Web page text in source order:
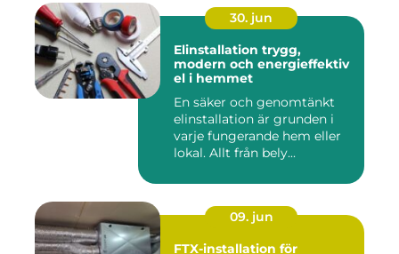
30. jun
Elinstallation trygg,
modern och energieffektiv
el i hemmet
En säker och genomtänkt
elinstallation är grunden i
varje fungerande hem eller
lokal. Allt från bely...
09. jun
FTX-installation för